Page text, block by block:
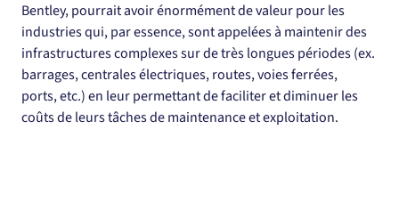
Bentley, pourrait avoir énormément de valeur pour les
industries qui, par essence, sont appelées à maintenir des
infrastructures complexes sur de très longues périodes (ex.
barrages, centrales électriques, routes, voies ferrées,
ports, etc.) en leur permettant de faciliter et diminuer les
coûts de leurs tâches de maintenance et exploitation.